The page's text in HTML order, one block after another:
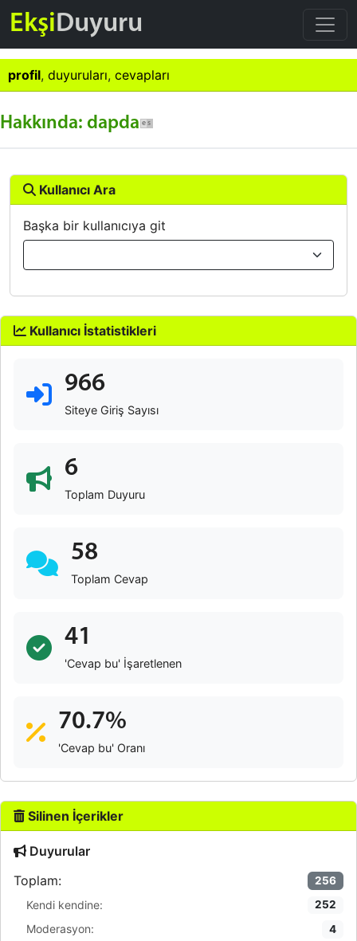
EkşiDuyuru
profil, duyuruları, cevapları
Hakkında: dapda
Kullanıcı Ara
Başka bir kullanıcıya git
Kullanıcı İstatistikleri
966
Siteye Giriş Sayısı
6
Toplam Duyuru
58
Toplam Cevap
41
'Cevap bu' İşaretlenen
70.7%
'Cevap bu' Oranı
Silinen İçerikler
Duyurular
Toplam:
256
Kendi kendine: 252
Moderasyon: 4